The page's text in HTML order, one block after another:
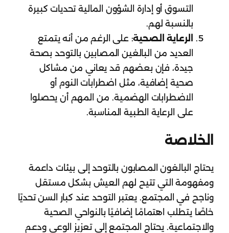
التسوق أو إدارة الشؤون المالية تحديات كبيرة
بالنسبة لهم.
الرعاية الصحية: على الرغم من أنه يتمتع
العديد من البالغين المصابين بالتوحد بصحة
جيدة، فإن بعضهم قد يعاني من مشاكل
صحية إضافية، مثل اضطرابات النوم أو
الاضطرابات الهضمية. من المهم أن يحصلوا
على الرعاية الطبية المناسبة.
الخلاصة
يحتاج البالغون المصابون بالتوحد إلى بيئات داعمة
ومفهومة التي تتيح لهم العيش بشكل مستقل
وناجح في المجتمع. يعتبر التوحد عند كبار السن تحديًا
خاصًا يتطلب اهتمامًا إضافيًا بالنواحي الصحية
والاجتماعية. يحتاج المجتمع إلى تعزيز الوعي ودعم